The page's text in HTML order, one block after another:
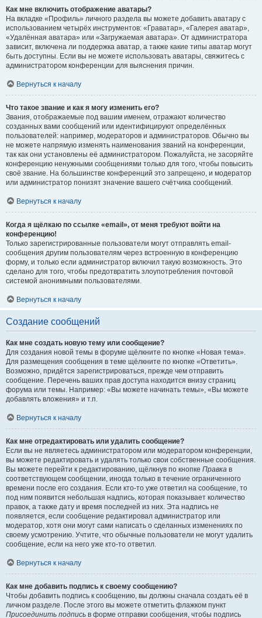
Как мне включить отображение аватары?
На вкладке «Профиль» личного раздела вы можете добавить аватару с
использованием четырёх инструментов: «Граватар», «Галерея аватар»,
«Удалённая аватара» или «Загружаемая аватара». От администратора
зависит, включена ли поддержка аватар, а также какие типы аватар могут
быть доступны. Если вы не можете использовать аватары, свяжитесь с
администратором конференции для выяснения причин.
Вернуться к началу
Что такое звание и как я могу изменить его?
Звания, отображаемые под вашим именем, отражают количество
созданных вами сообщений или идентифицируют определённых
пользователей: например, модераторов и администраторов. Обычно вы
не можете напрямую изменять наименования званий на конференции,
так как они установлены её администратором. Пожалуйста, не засоряйте
конференцию ненужными сообщениями только для того, чтобы повысить
своё звание. На большинстве конференций это запрещено, и модератор
или администратор понизят значение вашего счётчика сообщений.
Вернуться к началу
Когда я щёлкаю по ссылке «email», от меня требуют войти на
конференцию!
Только зарегистрированные пользователи могут отправлять email-
сообщения другим пользователям через встроенную в конференцию
форму, и только если администратор включил такую возможность. Это
сделано для того, чтобы предотвратить злоупотребления почтовой
системой анонимными пользователями.
Вернуться к началу
Создание сообщений
Как мне создать новую тему или сообщение?
Для создания новой темы в форуме щёлкните по кнопке «Новая тема».
Для размещения сообщения в теме щёлкните по кнопке «Ответить».
Возможно, придётся зарегистрироваться, прежде чем отправить
сообщение. Перечень ваших прав доступа находится внизу страниц
форума или темы. Например: «Вы можете начинать темы», «Вы можете
добавлять вложения» и т.п.
Вернуться к началу
Как мне отредактировать или удалить сообщение?
Если вы не являетесь администратором или модератором конференции,
вы можете редактировать и удалять только свои собственные сообщения.
Вы можете перейти к редактированию, щёлкнув по кнопке Правка в
соответствующем сообщении, иногда только в течение ограниченного
времени после его создания. Если кто-то уже ответил на сообщение, то
под ним появится небольшая надпись, которая показывает количество
правок, а также дату и время последней из них. Эта надпись не
появляется, если сообщение редактировал администратор или
модератор, хотя они могут сами написать о сделанных изменениях по
своему усмотрению. Учтите, что обычные пользователи не могут удалить
сообщение, если на него уже кто-то ответил.
Вернуться к началу
Как мне добавить подпись к своему сообщению?
Чтобы добавить подпись к сообщению, вы должны сначала создать её в
личном разделе. После этого вы можете отметить флажком пункт
Присоединить подпись в форме отправки сообщения, чтобы подпись